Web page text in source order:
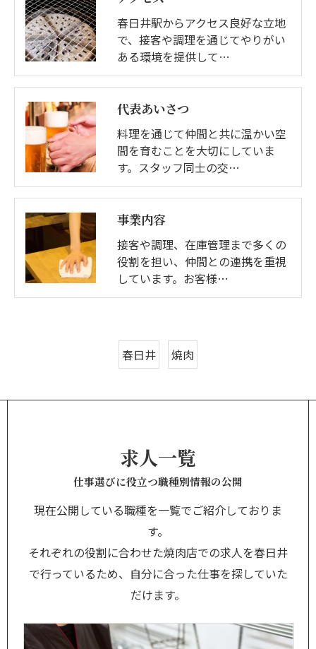
春日井駅からアクセス良好な立地
で、接客や調理を通じてやりがい
ある環境を提供して…
代表あいさつ
料理を通じて仲間と共に温かい空
間を育むことを大切にしていま
す。スタッフ同士の交…
事業内容
接客や調理、在庫管理まで多くの
役割を担い、仲間との連携を重視
しています。お客様…
春日井 焼肉
仕事選びに役立つ職種別情報の公開
求人一覧
現在公開している職種を一覧でご紹介しておりま
す。
それぞれの役割に合わせた焼肉店での求人を春日井
で行っているため、自分に合った仕事を探していた
だけます。